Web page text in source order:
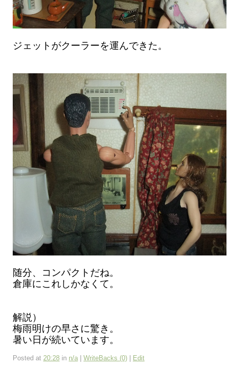
ジェットがクーラーを運んできた。
随分、コンパクトだね。
倉庫にこれしかなくて。
解説）
梅雨明けの早さに驚き。
暑い日が続いています。
Posted at 20:28 in n/a WriteBacks (0) Edit